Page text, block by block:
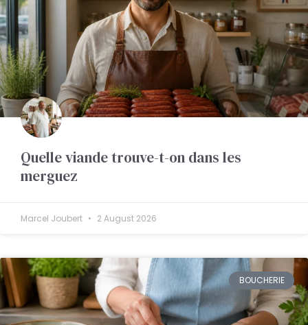
Quelle viande trouve-t-on dans les
merguez
Marcel Joubert 2 August 2026
BOUCHERIE